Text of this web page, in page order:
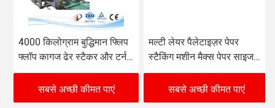
4000 किलोग्राम बुद्धिमान फ्लिप
फ्लॉप कागज ढेर स्टैकर और टर्नर
380VAC/4P
सबसे अच्छी कीमत पाएं
मल्टी लेयर पैलेटाइज़र पेपर
स्टैकिंग मशीन मैक्स पेपर साइज
W 1450mm X L 1450mm
सबसे अच्छी कीमत पाएं